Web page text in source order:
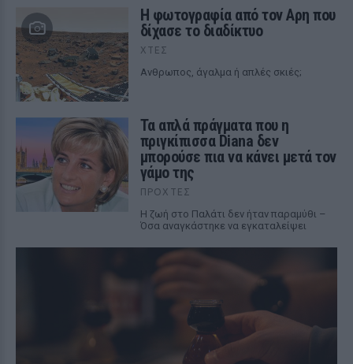
Η φωτογραφία από τον Αρη που
δίχασε το διαδίκτυο
ΧΤΕΣ
Ανθρωπος, άγαλμα ή απλές σκιές;
Τα απλά πράγματα που η
πριγκίπισσα Diana δεν
μπορούσε πια να κάνει μετά τον
γάμο της
ΠΡΟΧΤΈΣ
Η ζωή στο Παλάτι δεν ήταν παραμύθι –
Όσα αναγκάστηκε να εγκαταλείψει